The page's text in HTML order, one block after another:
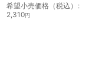
希望小売価格（税込） :
2,310円